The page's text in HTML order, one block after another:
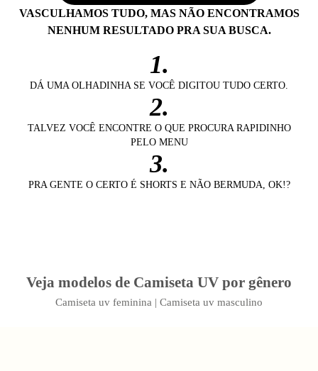
VASCULHAMOS TUDO, MAS NÃO ENCONTRAMOS
NENHUM RESULTADO PRA SUA BUSCA.
1.
DÁ UMA OLHADINHA SE VOCÊ DIGITOU TUDO CERTO.
2.
TALVEZ VOCÊ ENCONTRE O QUE PROCURA RAPIDINHO
PELO MENU
3.
PRA GENTE O CERTO É SHORTS E NÃO BERMUDA, OK!?
Veja modelos de Camiseta UV por gênero
Camiseta uv feminina | Camiseta uv masculino